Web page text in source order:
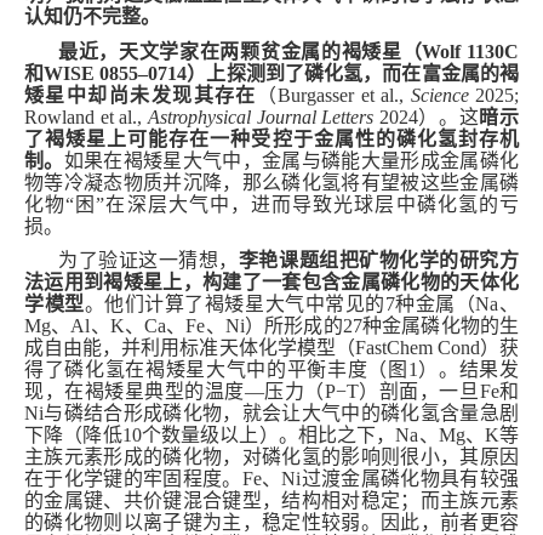
认知仍不完整。
最近，天文学家在两颗贫金属的褐矮星（Wolf 1130C
和WISE 0855–0714）上探测到了磷化氢，而在富金属的褐
矮星中却尚未发现其存在 （Burgasser et al., Science 2025;
Rowland et al., Astrophysical Journal Letters 2024）。 这暗示
了褐矮星上可能存在一种受控于金属性的磷化氢封存机
制。 如果在褐矮星大气中，金属与磷能大量形成金属磷化
物等冷凝态物质并沉降，那么磷化氢将有望被这些金属磷
化物“困”在深层大气中，进而导致光球层中磷化氢 的亏
损。
为了验证这一猜想， 李艳课题组把矿物化学的研究方
法运用到褐矮星上，构建了一套包含金属磷化物的天体化
学模型。他们计算 了褐矮星大气中常见的7种金属（Na、
Mg、Al、K、Ca、Fe、Ni）所形成的27种金属磷化物的生
成自由能，并利用标准天体化学模型（FastChem Cond）获
得了磷化氢在褐矮星大气中的平衡丰度（图1）。结果发
现，在褐矮星典型的温度—压力 （P−T） 剖面，一旦Fe和
Ni与磷结合形成磷化物，就会让大气中的磷化氢含量急剧
下降 （ 降低10个数量级以上 ） 。相比之下，Na、Mg、K等
主族元素形成的磷化物，对磷化氢的影响则很小，其原因
在于化学键的牢固程度。 Fe、Ni过渡金属磷化物具有较强
的金属键、共价键混合键型，结构相对稳定；而主族元素
的磷化物则以离子键为主，稳定性较弱。因此，前者更容